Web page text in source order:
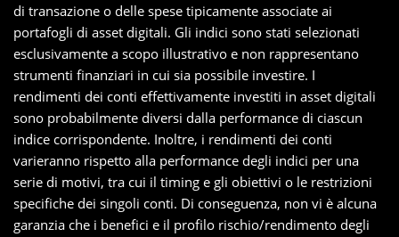
di transazione o delle spese tipicamente associate ai
portafogli di asset digitali. Gli indici sono stati selezionati
esclusivamente a scopo illustrativo e non rappresentano
strumenti finanziari in cui sia possibile investire. I
rendimenti dei conti effettivamente investiti in asset digitali
sono probabilmente diversi dalla performance di ciascun
indice corrispondente. Inoltre, i rendimenti dei conti
varieranno rispetto alla performance degli indici per una
serie di motivi, tra cui il timing e gli obiettivi o le restrizioni
specifiche dei singoli conti. Di conseguenza, non vi è alcuna
garanzia che i benefici e il profilo rischio/rendimento degli